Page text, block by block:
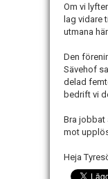
Om vi
lag vidare
utmana
Den
Sävehof
delad
bedrift vi
Bra jobbat
mot
Heja